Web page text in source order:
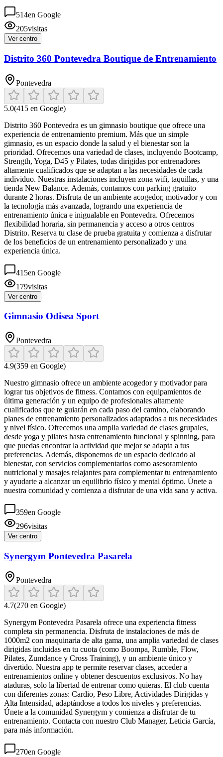
514en Google
205visitas
Ver centro
Distrito 360 Pontevedra Boutique de Entrenamiento
Pontevedra
5.0(415 en Google)
Distrito 360 Pontevedra es un gimnasio boutique que ofrece una
experiencia de entrenamiento premium. Más que un simple
gimnasio, es un espacio donde la salud y el bienestar son la
prioridad. Ofrecemos una variedad de clases, incluyendo Bootcamp,
Strength, Yoga, D45 y Pilates, todas dirigidas por entrenadores
altamente cualificados que se adaptan a las necesidades de cada
individuo. Nuestras instalaciones incluyen zona wifi, taquillas, y una
tienda New Balance. Además, contamos con parking gratuito
durante 2 horas. Disfruta de un ambiente acogedor, motivador y con
la tecnología más avanzada, logrando una experiencia de
entrenamiento única e inigualable en Pontevedra. Ofrecemos
flexibilidad horaria, sin permanencia y acceso a otros centros
Distrito. Reserva tu clase de prueba gratuita y comienza a disfrutar
de los beneficios de un entrenamiento personalizado y una
experiencia única.
415en Google
179visitas
Ver centro
Gimnasio Odisea Sport
Pontevedra
4.9(359 en Google)
Nuestro gimnasio ofrece un ambiente acogedor y motivador para
lograr tus objetivos de fitness. Contamos con equipamientos de
última generación y un equipo de profesionales altamente
cualificados que te guiarán en cada paso del camino, elaborando
planes de entrenamiento personalizados adaptados a tus necesidades
y nivel físico. Ofrecemos una amplia variedad de clases grupales,
desde yoga y pilates hasta entrenamiento funcional y spinning, para
que puedas encontrar la actividad que mejor se adapta a tus
preferencias. Además, disponemos de un espacio dedicado al
bienestar, con servicios complementarios como asesoramiento
nutricional y masajes relajantes para complementar tu entrenamiento
y ayudarte a alcanzar un equilibrio físico y mental óptimo. Únete a
nuestra comunidad y comienza a disfrutar de una vida sana y activa.
359en Google
296visitas
Ver centro
Synergym Pontevedra Pasarela
Pontevedra
4.7(270 en Google)
Synergym Pontevedra Pasarela ofrece una experiencia fitness
completa sin permanencia. Disfruta de instalaciones de más de
1000m2 con maquinaria de alta gama, una amplia variedad de clases
dirigidas incluidas en tu cuota (como Boompa, Rumble, Flow,
Pilates, Zumdance y Cross Training), y un ambiente único y
divertido. Nuestra app te permite reservar clases, acceder a
entrenamientos online y obtener descuentos exclusivos. No hay
ataduras, solo la libertad de entrenar como quieras. El club cuenta
con diferentes zonas: Cardio, Peso Libre, Actividades Dirigidas y
Alta Intensidad, adaptándose a todos los niveles y preferencias.
Únete a la comunidad Synergym y comienza a disfrutar de tu
entrenamiento. Contacta con nuestro Club Manager, Leticia García,
para más información.
270en Google